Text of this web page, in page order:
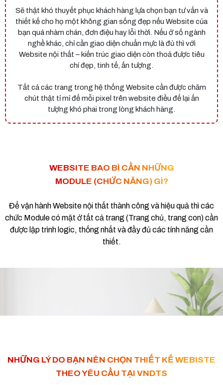
Sẽ thật khó thuyết phục khách hàng lựa chọn bạn tư vấn và
thiết kế cho họ một không gian sống đẹp nếu Website của
bạn quá nhàm chán, đơn điệu hay lỗi thời. Nếu ở số ngành
nghề khác, chỉ cần giao diện chuẩn mực là đủ thì với
Website nội thất – kiến trúc giao diện còn thoả được tiêu
chí đẹp, tinh tế, ấn tượng.
Tất cả các trang trong hệ thống Website cần được chăm
chút thật tỉ mỉ để mỗi pixel trên website điều để lại ấn
tượng khó phai trong lòng khách hàng.
WEBSITE BAO BÌ CẦN NHỮNG
MODULE (CHỨC NĂNG) GÌ?
Để vận hành Website nội thất thành công và hiệu quả thì các
chức Module có mặt ở tất cả trang (Trang chủ, trang con) cần
được lập trình logic, thống nhất và đầy đủ các tính năng cần
thiết.
NHỮNG LÝ DO BẠN NÊN CHỌN THIẾT KẾ WEBISTE
THEO YÊU CẦU TẠI VNDTS